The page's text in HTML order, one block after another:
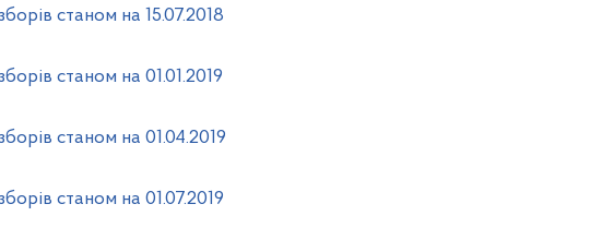
станом на 15.07.2018
станом на 01.01.2019
станом на 01.04.2019
станом на 01.07.2019